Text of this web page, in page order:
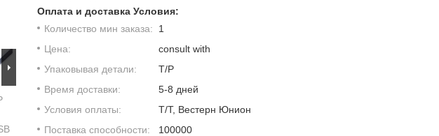
Оплата и доставка Условия:
Количество мин заказа:
1
Цена:
consult with
Упаковывая детали:
Т/Р
Время доставки:
5-8 дней
Условия оплаты:
Т/Т, Вестерн Юнион
Поставка способности:
100000